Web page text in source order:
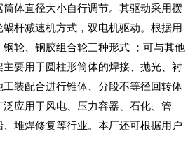
体直径大小自行调节。其驱动采用摆
杆减速机方式，双电机驱动。根据用
钢轮、钢胶组合轮三种形式 ；可与其他
要用于圆柱形筒体的焊接、抛光、衬
装配合进行锥体、分段不等径回转体
应用于风电、压力容器、石化、管
堆焊修复等行业。本厂还可根据用户